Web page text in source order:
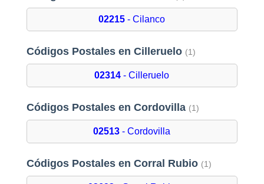
02215 - Cilanco
Códigos Postales en Cilleruelo (1)
02314 - Cilleruelo
Códigos Postales en Cordovilla (1)
02513 - Cordovilla
Códigos Postales en Corral Rubio (1)